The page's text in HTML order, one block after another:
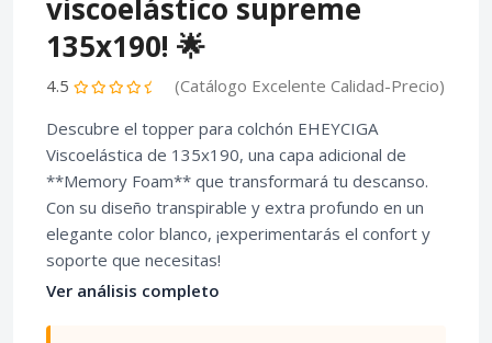
viscoelástico supreme
135x190! 🌟
4.5
(Catálogo Excelente Calidad-Precio)
Descubre el topper para colchón EHEYCIGA
Viscoelástica de 135x190, una capa adicional de
**Memory Foam** que transformará tu descanso.
Con su diseño transpirable y extra profundo en un
elegante color blanco, ¡experimentarás el confort y
soporte que necesitas!
Ver análisis completo